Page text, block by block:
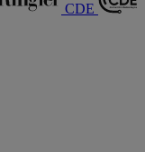
CDE